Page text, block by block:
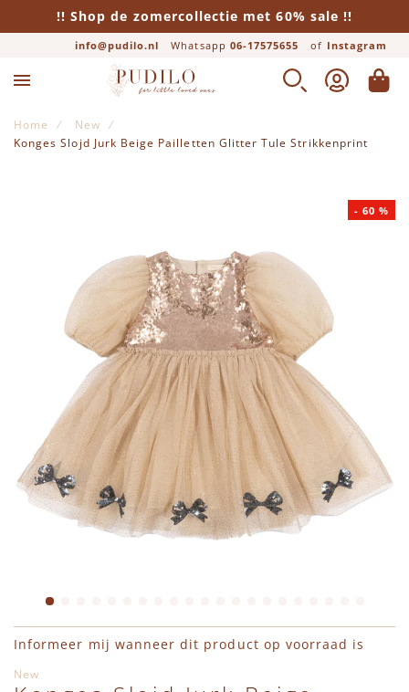
!! Shop de zomercollectie met 60% sale !!
info@pudilo.nl Whatsapp 06-17575655 of Instagram
ZOEK ACCOUNT
Home
New
Konges Slojd Jurk Beige Pailletten Glitter Tule Strikkenprint
Ga naar het begin van de afbeeldingen-gallerij
- 60 %
Informeer mij wanneer dit product op voorraad is
New